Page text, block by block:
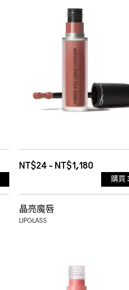
NT$24 - NT$1,180
購買
997 OVER THE TAUPE
色
A LITTLE TAMED 乾燥玫
效期:2027-07-01
BURNING LOVE 勃根地
晶亮魔唇
LIPGLASS